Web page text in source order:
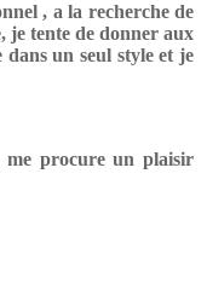
, a la recherche de
je tente de donner aux
un seul style et je
me procure un plaisir